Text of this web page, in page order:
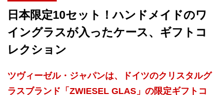
日本限定10セット！ハンドメイドのワ
イングラスが入ったケース、ギフトコ
レクション
ツヴィーゼル・ジャパンは、ドイツのクリスタルグ
ラスブランド「ZWIESEL GLAS」の限定ギフトコ